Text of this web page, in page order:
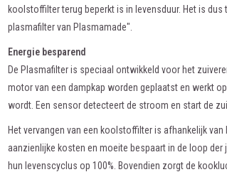
koolstoffilter terug beperkt is in levensduur. Het is
plasmafilter van Plasmamade".
Energie besparend
De Plasmafilter is speciaal ontwikkeld voor het
motor van een dampkap worden geplaatst en werkt
wordt. Een sensor detecteert de stroom en start de
Het vervangen van een koolstoffilter is afhankelijk
aanzienlijke kosten en moeite bespaart in de loop
hun levenscyclus op 100%. Bovendien zorgt de